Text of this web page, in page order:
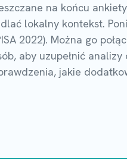
na końcu
lokalny kontekst.
2022). Można go
aby uzupełnić
jakie